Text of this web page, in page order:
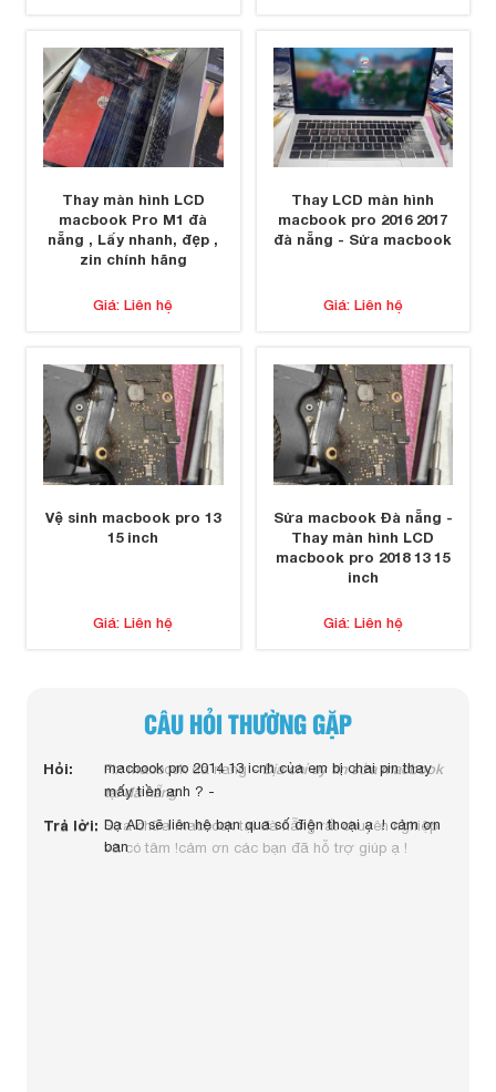
Thay màn hình LCD
macbook Pro M1 đà
nẵng , Lấy nhanh, đẹp ,
zin chính hãng
Giá: Liên hệ
Thay LCD màn hình
macbook pro 2016 2017
đà nẵng - Sửa macbook
Giá: Liên hệ
Vệ sinh macbook pro 13
15 inch
Giá: Liên hệ
Sửa macbook Đà nẵng -
Thay màn hình LCD
macbook pro 2018 13 15
inch
Giá: Liên hệ
CÂU HỎI THƯỜNG GẶP
Hỏi: Fix macbook da nang -Địa chỉ uy tín sửa macbook
tại đà nẵng
Trả lời: Sửa chữa macbook tại đà nẵng rất chuyên nghiệp
và có tâm !cảm ơn các bạn đã hỗ trợ giúp ạ !
Hỏi:
macbook pro 2014 13 icnh của em bị chai pin thay
mấy tiền anh ? -
Trả lời: Dạ AD sẽ liên hệ bạn qua số điện thoại ạ ! cảm ơn
ban